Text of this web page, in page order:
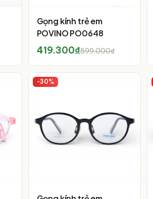
Gọng kính trẻ em
POVINO PO0648
419.300₫599.000₫
-30%